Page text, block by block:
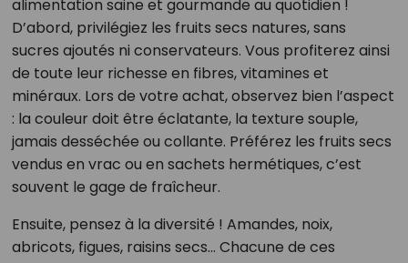
alimentation saine et gourmande au quotidien !
D’abord, privilégiez les fruits secs natures, sans
sucres ajoutés ni conservateurs. Vous profiterez ainsi
de toute leur richesse en fibres, vitamines et
minéraux. Lors de votre achat, observez bien l’aspect
: la couleur doit être éclatante, la texture souple,
jamais desséchée ou collante. Préférez les fruits secs
vendus en vrac ou en sachets hermétiques, c’est
souvent le gage de fraîcheur.
Ensuite, pensez à la diversité ! Amandes, noix,
abricots, figues, raisins secs… Chacune de ces